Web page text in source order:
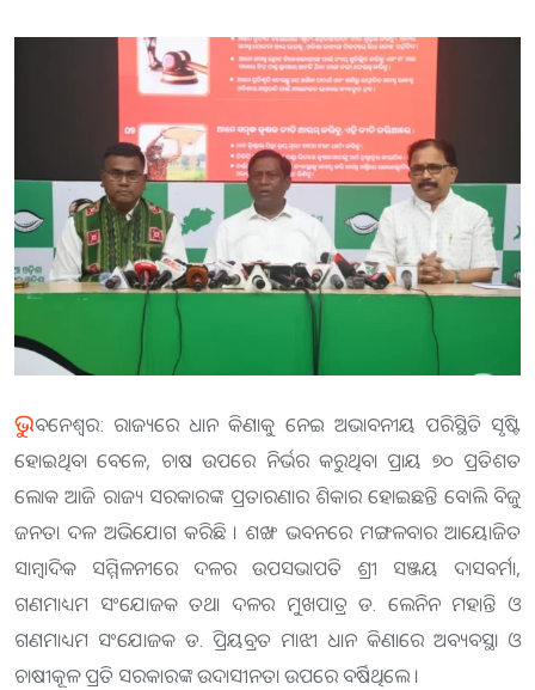
ଭୁବନେଶ୍ୱର: ରାଜ୍ୟରେ ଧାନ କିଣାକୁ ନେଇ ଅଭାବନୀୟ ପରିସ୍ଥିତି ସୃଷ୍ଟି
ହୋଇଥିବା ବେଳେ, ଚାଷ ଉପରେ ନିର୍ଭର କରୁଥିବା ପ୍ରାୟ ୭୦ ପ୍ରତିଶତ
ଲୋକ ଆଜି ରାଜ୍ୟ ସରକାରଙ୍କ ପ୍ରତାରଣାର ଶିକାର ହୋଇଛନ୍ତି ବୋଲି ବିଜୁ
ଜନତା ଦଳ ଅଭିଯୋଗ କରିଛି । ଶଙ୍ଖ ଭବନରେ ମଙ୍ଗଳବାର ଆୟୋଜିତ
ସାମ୍ୱାଦିକ ସମ୍ମିଳନୀରେ ଦଳର ଉପସଭାପତି ଶ୍ରୀ ସଞ୍ଜୟ ଦାସବର୍ମା,
ଗଣମାଧ୍ୟମ ସଂଯୋଜକ ତଥା ଦଳର ମୁଖପାତ୍ର ଡ. ଲେନିନ ମହାନ୍ତି ଓ
ଗଣମାଧ୍ୟମ ସଂଯୋଜକ ଡ. ପ୍ରିୟବ୍ରତ ମାଝୀ ଧାନ କିଣାରେ ଅବ୍ୟବସ୍ଥା ଓ
ଚାଷୀକୂଳ ପ୍ରତି ସରକାରଙ୍କ ଉଦାସୀନତା ଉପରେ ବର୍ଷିଥିଲେ ।